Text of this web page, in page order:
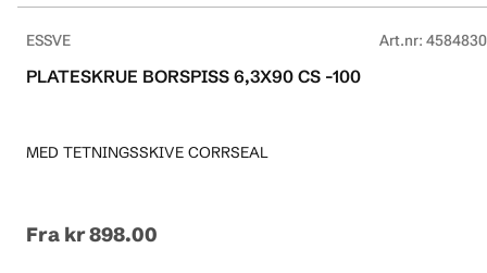
ESSVE Art.nr:
PLATESKRUE BORSPISS 6,3X90 CS -100
MED TETNINGSSKIVE CORRSEAL
Fra kr 898.00